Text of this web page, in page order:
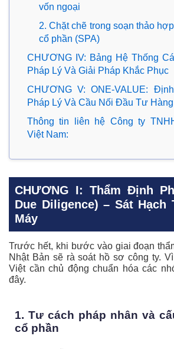
vốn ngoại
2. Chặt chẽ trong soạn thảo
cổ phần (SPA)
CHƯƠNG IV: Bảng Hệ Thống
Pháp Lý Và Giải Pháp Khắc Phục
CHƯƠNG V: ONE-VALUE:
Pháp Lý Và Cầu Nối Đầu Tư
Thông tin liên hệ Công ty
Việt Nam:
CHƯƠNG I: Thẩm Định
Due Diligence) – Sát Hạch
Máy
Trước hết, khi bước vào giai đoạn
Nhật Bản sẽ rà soát hồ sơ công ty.
Việt cần chủ động chuẩn hóa các
đây.
1. Tư cách pháp nhân và
cổ phần